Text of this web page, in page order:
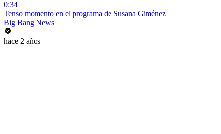
0:34
Tenso momento en el programa de Susana Giménez
Big Bang News
hace 2 años